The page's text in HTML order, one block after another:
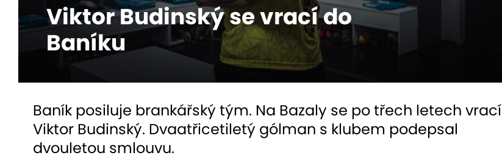
Viktor Budinský se vrací do
Baníku
Baník posiluje brankářský tým. Na Bazaly se po třech letech vrací
Viktor Budinský. Dvaatřicetiletý gólman s klubem podepsal
dvouletou smlouvu.